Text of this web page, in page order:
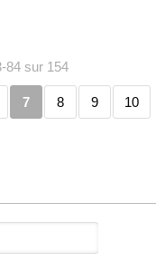
84 sur 154
7 8 9 10